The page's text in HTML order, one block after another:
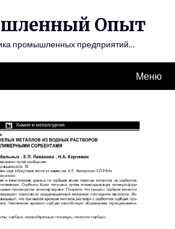
Опыт
промышленных предприятий…
Меню